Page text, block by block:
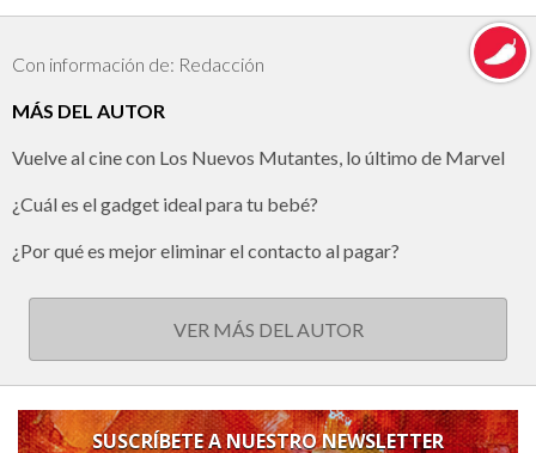
Con información de: Redacción
MÁS DEL AUTOR
Vuelve al cine con Los Nuevos Mutantes, lo último de Marvel
¿Cuál es el gadget ideal para tu bebé?
¿Por qué es mejor eliminar el contacto al pagar?
VER MÁS DEL AUTOR
SUSCRÍBETE A NUESTRO NEWSLETTER